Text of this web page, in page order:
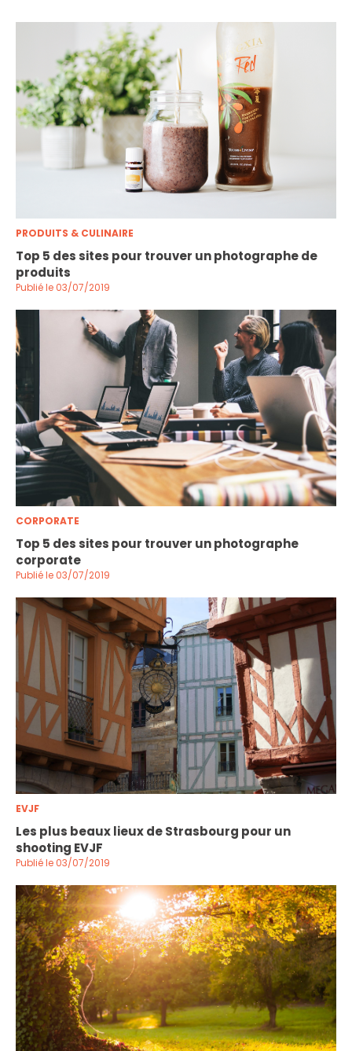
PRODUITS & CULINAIRE
Top 5 des sites pour trouver un photographe de
produits
Publié le 03/07/2019
CORPORATE
Top 5 des sites pour trouver un photographe
corporate
Publié le 03/07/2019
EVJF
Les plus beaux lieux de Strasbourg pour un
shooting EVJF
Publié le 03/07/2019